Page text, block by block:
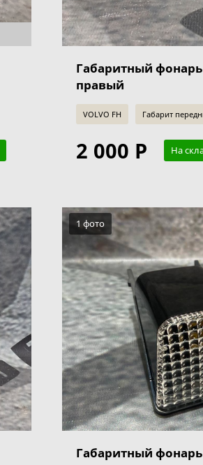
Габаритный
правый
VOLVO FH Габарит
2 000 Р На
1 фото
Габаритный фонарь